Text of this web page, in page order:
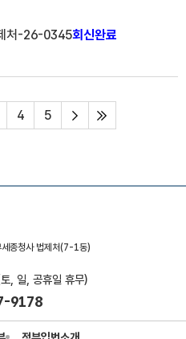
처-26-0345회신완료
4 5 다음페이지마지막페이지
종청사 법제처(7-1동)
, 일, 공휴일 휴무)
9178